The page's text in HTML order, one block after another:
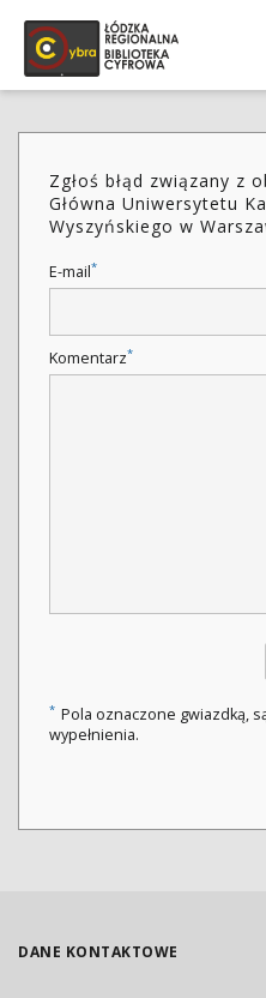
Zgłoś błąd związany z
Główna Uniwersytetu
Wyszyńskiego w
E-mail*
Komentarz*
* Pola oznaczone gwiazdką,
wypełnienia.
DANE KONTAKTOWE